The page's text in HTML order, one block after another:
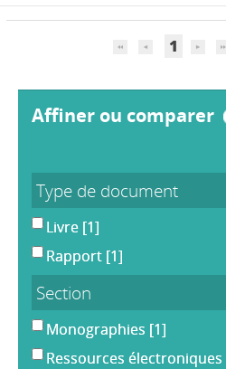
1
affiner ou comparer
Type de document
Livre [1]
Rapport [1]
Section
Monographies [1]
Ressources électroniques